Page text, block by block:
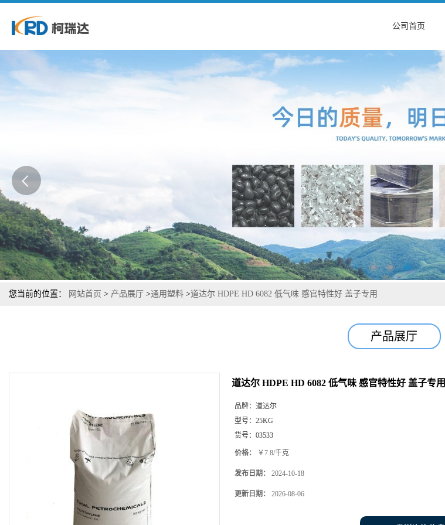
公司首页
您当前的位置： 网站首页 > 产品展厅 >通用塑料 >道达尔 HDPE HD 6082 低气味 感官特性好 盖子专用
产品展厅
道达尔 HDPE HD 6082 低气味 感官特性好 盖子专用
品牌： 道达尔
型号： 25KG
货号： 03533
价格： ￥7.8/千克
发布日期： 2024-10-18
更新日期： 2026-08-06